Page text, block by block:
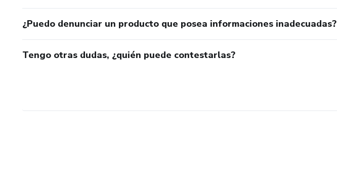
¿Puedo denunciar un producto que posea informaciones inadecuadas?
Tengo otras dudas, ¿quién puede contestarlas?